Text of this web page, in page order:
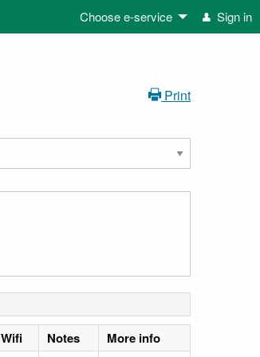
Choose e-service Sign in
Print
Wifi Notes More info